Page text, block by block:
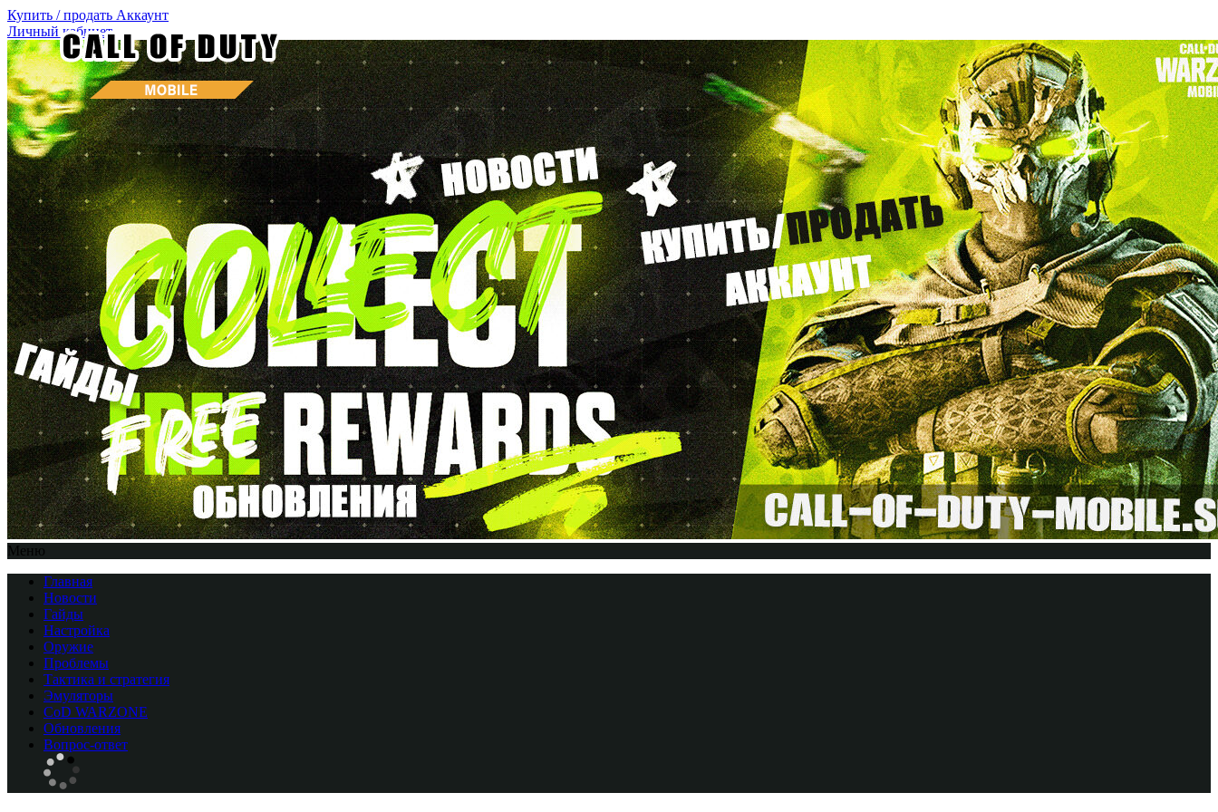
Купить / продать Аккаунт
Личный кабинет
Меню
Главная
Новости
Гайды
Настройка
Оружие
Проблемы
Тактика и стратегия
Эмуляторы
CоD WARZONE
Обновления
Вопрос-ответ